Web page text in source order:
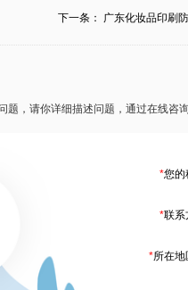
下一条： 广东化妆品印刷
题，请你详细描述问题，通过在线咨
*您的
*联系
*所在地